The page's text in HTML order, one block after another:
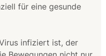
für eine gesunde
infiziert ist, der